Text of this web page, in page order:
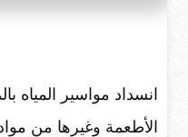
انسداد مواسير المياه
الأطعمة وغيرها من